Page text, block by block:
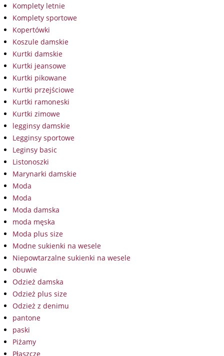
Komplety letnie
Komplety sportowe
Kopertówki
Koszule damskie
Kurtki damskie
Kurtki jeansowe
Kurtki pikowane
Kurtki przejściowe
Kurtki ramoneski
Kurtki zimowe
legginsy damskie
Legginsy sportowe
Leginsy basic
Listonoszki
Marynarki damskie
Moda
Moda
Moda damska
moda męska
Moda plus size
Modne sukienki na wesele
Niepowtarzalne sukienki na wesele
obuwie
Odzież damska
Odzież plus size
Odzież z denimu
pantone
paski
Piżamy
Płaszcze